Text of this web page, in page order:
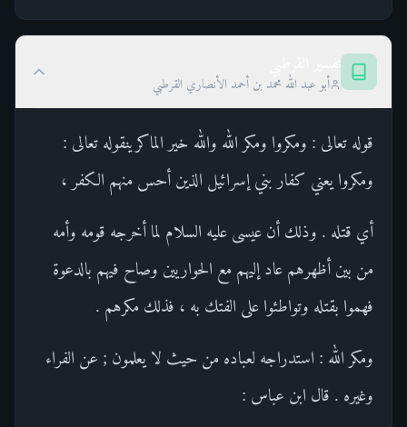
أبو عبد الله محمد بن أحمد الأنصاري القرطبي
قوله تعالى : ومكروا ومكر الله والله خير الماكرينقوله تعالى :
ومكروا يعني كفار بني إسرائيل الذين أحس منهم الكفر ،
أي قتله . وذلك أن عيسى عليه السلام لما أخرجه قومه وأمه
من بين أظهرهم عاد إليهم مع الحواريين وصاح فيهم بالدعوة
فهموا بقتله وتواطئوا على الفتك به ، فذلك مكرهم .
ومكر الله : استدراجه لعباده من حيث لا يعلمون ; عن الفراء
وغيره . قال ابن عباس :